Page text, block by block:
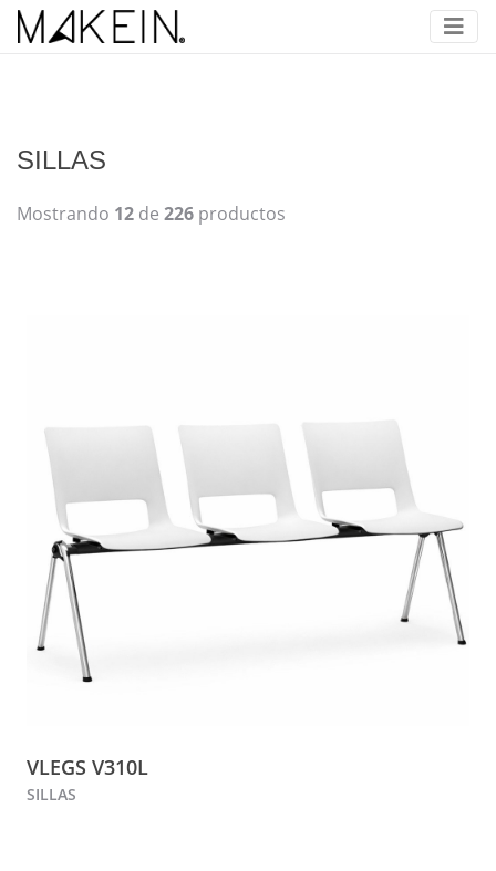
SILLAS
Mostrando 12 de 226 productos
VLEGS V310L
SILLAS